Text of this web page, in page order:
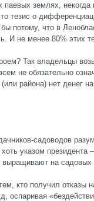
землях,
тезис о
потому, что в
И не менее 80% этих
Так владельцы
не обязательно
района) нет денег
садоводов
указом президента
выращивают на
кто получил отказы
оспаривая